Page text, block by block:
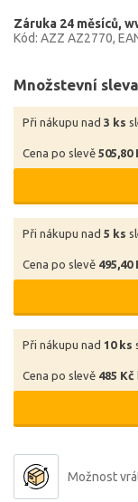
Záruka 24 měsíců
Kód: AZZ AZ2770
Množstevní sleva
Při nákupu nad 3 ks
Cena po slevě 505,80
Při nákupu nad 5 ks
Cena po slevě 495,40
Při nákupu nad 10 ks
Cena po slevě 485 Kč
Možnost